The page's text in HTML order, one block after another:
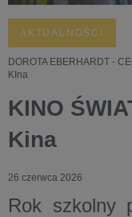
AKTUALNOŚCI
DOROTA EBERHARDT -
KIna
KINO
Kina
26 czerwca 2026
Rok szkolny